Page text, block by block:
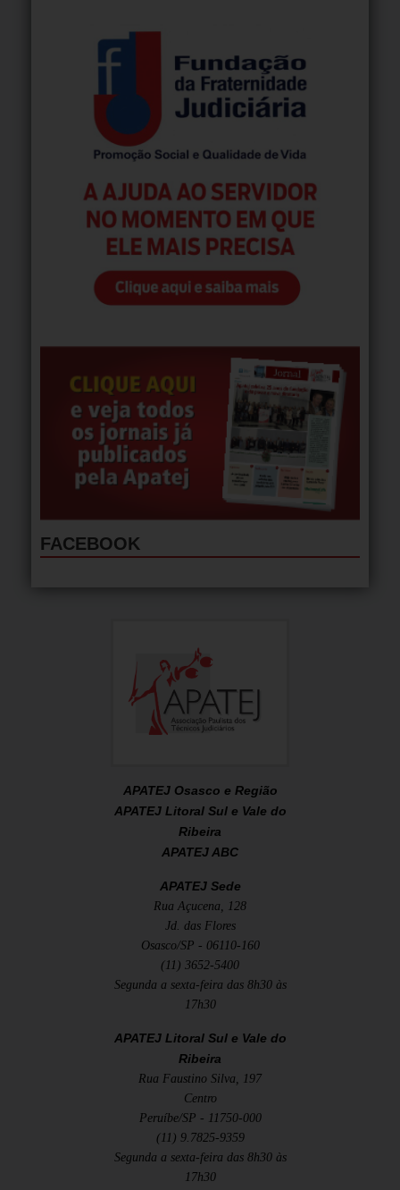
FACEBOOK
APATEJ Osasco e Região
APATEJ Litoral Sul e Vale do
Ribeira
APATEJ ABC
APATEJ Sede
Rua Açucena, 128
Jd. das Flores
Osasco/SP - 06110-160
(11) 3652-5400
Segunda a sexta-feira das 8h30 às
17h30
APATEJ Litoral Sul e Vale do
Ribeira
Rua Faustino Silva, 197
Centro
Peruíbe/SP - 11750-000
(11) 9.7825-9359
Segunda a sexta-feira das 8h30 às
17h30